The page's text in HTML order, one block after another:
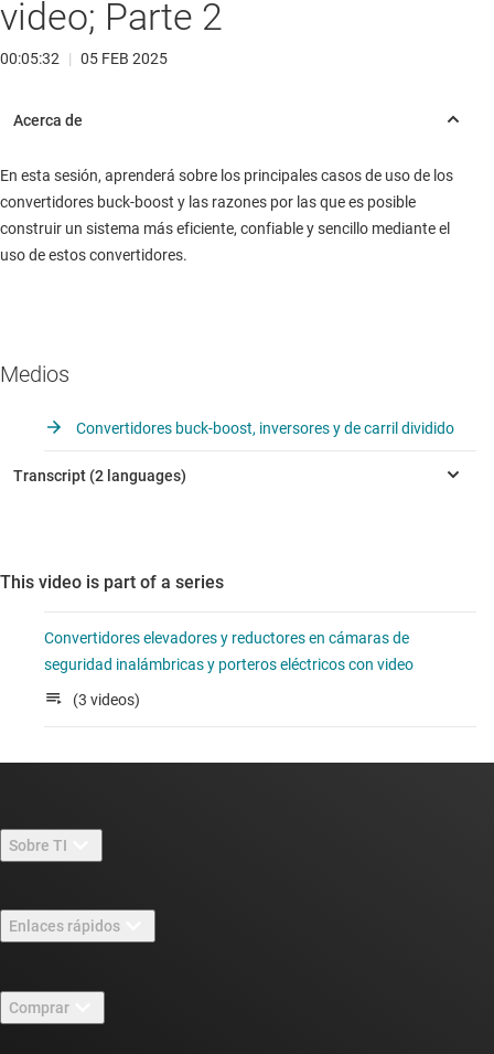
video; Parte 2
00:05:32 | 05 FEB 2025
En esta sesión, aprenderá sobre los principales casos de uso de los
convertidores buck-boost y las razones por las que es posible
construir un sistema más eficiente, confiable y sencillo mediante el
uso de estos convertidores.
Medios
Convertidores buck-boost, inversores y de carril dividido
This video is part of a series
Convertidores elevadores y reductores en cámaras de
seguridad inalámbricas y porteros eléctricos con video
(3 videos)
Sobre TI
Carreras laborales
Sala de redacción
Enlaces rápidos
Foros de soporte de diseño de TI E2E™
Comprar